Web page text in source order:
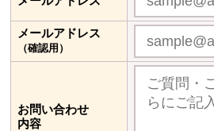
メールアドレス
（確認用）
お問い合わせ
内容